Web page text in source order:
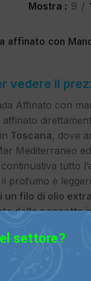
settore?
Mostra 9
affinato con
vedere il
Affinato con
affinato
Toscana, dove
Mediterraneo
tutto
il profumo è
un filo di olio
della pancetta